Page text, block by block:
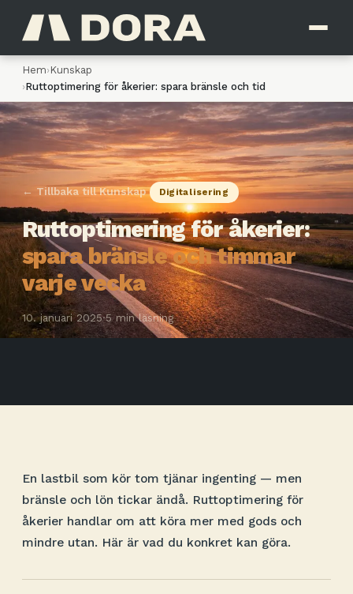
Hem› Kunskap
›Ruttoptimering för åkerier: spara bränsle och tid
← Tillbaka till Kunskap Digitalisering
Ruttoptimering för åkerier:
spara bränsle och timmar
varje vecka
10. januari 2025·5 min läsning
En lastbil som kör tom tjänar ingenting — men
bränsle och lön tickar ändå. Ruttoptimering för
åkerier handlar om att köra mer med gods och
mindre utan. Här är vad du konkret kan göra.